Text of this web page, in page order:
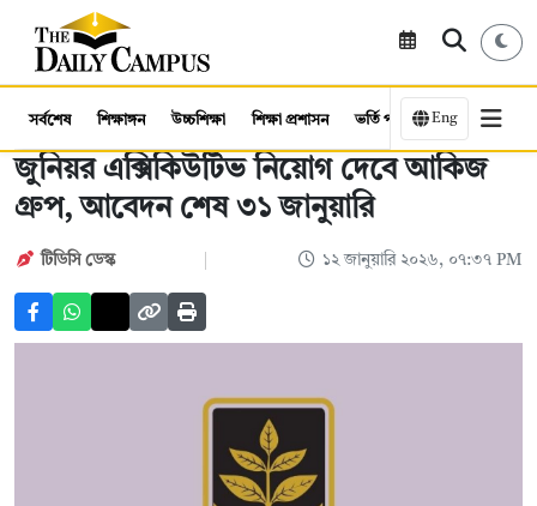
সর্বশেষ শিক্ষাঙ্গন উচ্চশিক্ষা শিক্ষা প্রশাসন ভর্তি পরীক্ষা কর্মসংস্থান
Eng
জুনিয়র এক্সিকিউটিভ নিয়োগ দেবে আকিজ
গ্রুপ, আবেদন শেষ ৩১ জানুয়ারি
টিডিসি ডেস্ক ১২ জানুয়ারি ২০২৬, ০৭:৩৭ PM